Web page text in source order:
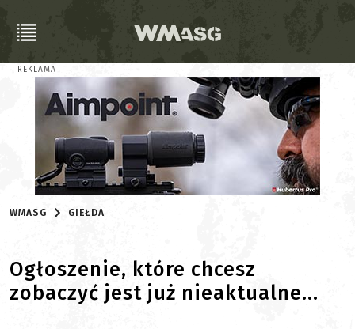
REKLAMA
WMASG GIEŁDA
Ogłoszenie, które chcesz
zobaczyć jest już nieaktualne...